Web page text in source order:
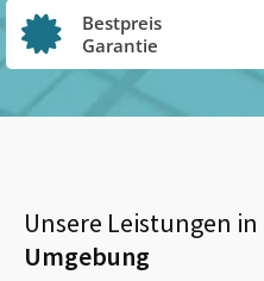
Bestpreis
Garantie
Unsere Leistungen in
Umgebung